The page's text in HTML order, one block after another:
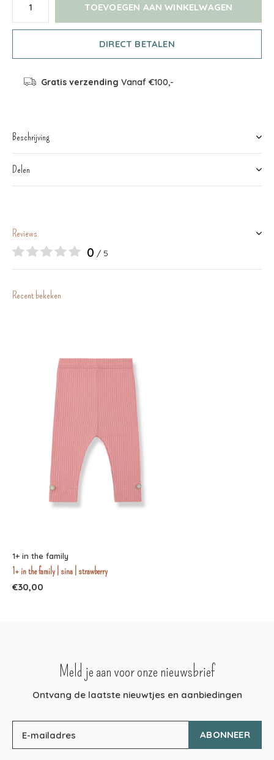
TOEVOEGEN AAN WINKELWAGEN
DIRECT BETALEN
Gratis verzending Vanaf €100,-
Beschrijving
Delen
Reviews
0 / 5
Recent bekeken
1+ in the family
1+ in the family | sina | strawberry
€30,00
Meld je aan voor onze nieuwsbrief
Ontvang de laatste nieuwtjes en aanbiedingen
ABONNEER